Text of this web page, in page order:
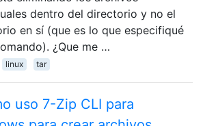
dentro del directorio y no el
en sí (que es lo que especifiqué
¿Que me …
linux tar
uso 7-Zip CLI para